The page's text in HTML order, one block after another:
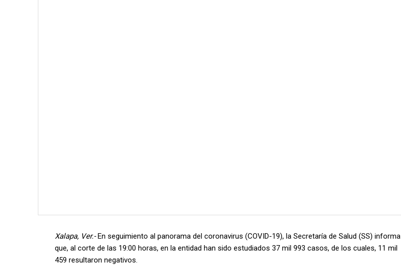
Xalapa, Ver.-En seguimiento al panorama del coronavirus (COVID-19), la Secretaría de Salud (SS) informa
que, al corte de las 19:00 horas, en la entidad han sido estudiados 37 mil 993 casos, de los cuales, 11 mil
459 resultaron negativos.